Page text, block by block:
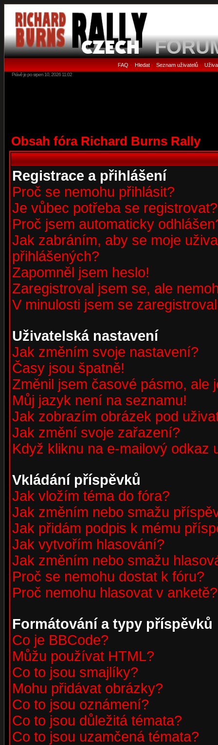
FAQ • Hledat• Seznam uživatelů•
Právě je po srpen 10, 2026 11:02
Obsah fóra Richard Burns Rally
Registrace a přihlášení
Proč se nemohu přihlásit?
Je vůbec potřeba se registrovat?
Proč jsem automaticky
Jak zabráním, aby se moje
přihlášených?
Zapomněl jsem heslo!
Zaregistroval jsem se, ale
V minulosti jsem se
Uživatelská nastavení
Jak změním svoje nastavení?
Časy jsou špatně!
Změnil jsem časové pásmo, ale
Můj jazyk není na seznamu!
Jak zobrazím obrázek pod
Jak změní svoje zařazení?
Když kliknu na e-mailový odkaz
Vkládání příspěvků
Jak vložím téma do fóra?
Jak změním nebo smažu
Jak přidám podpis k mému
Jak vytvořím hlasování?
Jak změním nebo smažu
Proč se nemohu dostat k fóru?
Proč nemohu hlasovat v anketě?
Formátování a typy příspěvků
Co je BBCode?
Můžu používat HTML?
Co to jsou smajlíky?
Mohu přidávat obrázky?
Co to jsou oznámení?
Co to jsou důležitá témata?
Co to jsou uzamčená témata?